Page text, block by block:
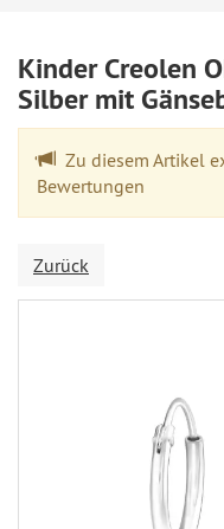
Kinder Creolen
Silber mit
Zu diesem Artikel
Bewertungen
Zurück